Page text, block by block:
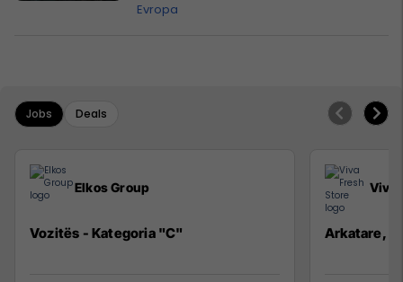
Evropa
Jobs Deals
Elkos Group
Vozitës - Kategoria "C"
Viva
Arkatare,